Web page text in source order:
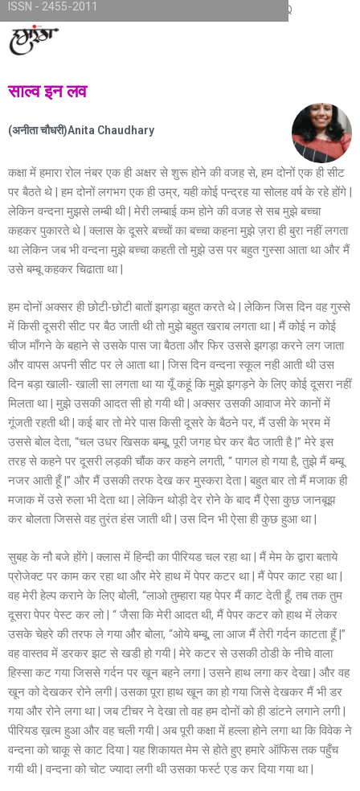
TKjNCP4frpJsub1QbSYMGphQaujBY6Of8-pr1kL7kJQ
ISSN - 2455-2011
साल्व इन लव
(अनीता चौधरी)Anita Chaudhary
कक्षा में हमारा रोल नंबर एक ही अक्षर से शुरू होने की वजह से, हम दोनों एक ही सीट
पर बैठते थे | हम दोनों लगभग एक ही उम्र, यही कोई पन्द्रह या सोलह वर्ष के रहे होंगे |
लेकिन वन्दना मुझसे लम्बी थी | मेरी लम्बाई कम होने की वजह से सब मुझे बच्चा
कहकर पुकारते थे | क्लास के दूसरे बच्चों का बच्चा कहना मुझे ज़रा ही बुरा नहीं लगता
था लेकिन जब भी वन्दना मुझे बच्चा कहती तो मुझे उस पर बहुत गुस्सा आता था और मैं
उसे बम्बू कहकर चिढाता था |
हम दोनों अक्सर ही छोटी-छोटी बातों झगड़ा बहुत करते थे | लेकिन जिस दिन वह गुस्से
में किसी दूसरी सीट पर बैठ जाती थी तो मुझे बहुत खराब लगता था | मैं कोई न कोई
चीज माँगने के बहाने से उसके पास जा बैठता और फिर उससे झगड़ा करने लग जाता
और वापस अपनी सीट पर ले आता था | जिस दिन वन्दना स्कूल नही आती थी उस
दिन बड़ा खाली- खाली सा लगता था या यूँ कहूं कि मुझे झगड़ने के लिए कोई दूसरा नहीं
मिलता था | मुझे उसकी आदत सी हो गयी थी | अक्सर उसकी आवाज मेरे कानों में
गूंजती रहती थी | कई बार तो मेरे पास किसी दूसरे के बैठने पर, मैं उसी के भ्रम में
उससे बोल देता, “चल उधर खिसक बम्बू, पूरी जगह घेर कर बैठ जाती है |” मेरे इस
तरह से कहने पर दूसरी लड़की चौंक कर कहने लगती, “ पागल हो गया है, तुझे मैं बम्बू
नजर आती हूँ |” और मैं उसकी तरफ देख कर मुस्करा देता | बहुत बार तो मैं मजाक ही
मजाक में उसे रुला भी देता था | लेकिन थोड़ी देर रोने के बाद मैं ऐसा कुछ जानबूझ
कर बोलता जिससे वह तुरंत हंस जाती थी | उस दिन भी ऐसा ही कुछ हुआ था |
सुबह के नौ बजे होंगे | क्लास में हिन्दी का पीरियड चल रहा था | मैं मेम के द्वारा बताये
प्रोजेक्ट पर काम कर रहा था और मेरे हाथ में पेपर कटर था | मैं पेपर काट रहा था |
वह मेरी हेल्प कराने के लिए बोली, “लाओ तुम्हारा यह पेपर मैं काट देती हूँ, तब तक तुम
दूसरा पेपर पेस्ट कर लो | “ जैसा कि मेरी आदत थी, मैं पेपर कटर को हाथ में लेकर
उसके चेहरे की तरफ ले गया और बोला, “ओये बम्बू, ला आज मैं तेरी गर्दन काटता हूँ |”
वह वास्तव में डरकर झट से खडी हो गयी | मेरे कटर से उसकी ठोडी के नीचे वाला
हिस्सा कट गया जिससे गर्दन पर खून बहने लगा | उसने हाथ लगा कर देखा | और वह
खून को देखकर रोने लगी | उसका पूरा हाथ खून का हो गया जिसे देखकर मैं भी डर
गया और रोने लगा था | जब टीचर ने देखा तो वह हम दोनों को ही डांटने लगाने लगी |
पीरियड ख़त्म हुआ और वह चली गयी | अब पूरी कक्षा में हल्ला होने लगा था कि विवेक ने
वन्दना को चाकू से काट दिया | यह शिकायत मेम से होते हुए हमारे ऑफिस तक पहुँच
गयी थी | वन्दना को चोट ज्यादा लगी थी उसका फर्स्ट एड कर दिया गया था |